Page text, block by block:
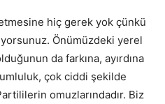
hiç gerek yok çünkü
Önümüzdeki yerel
da farkına, ayırdına
çok ciddi şekilde
omuzlarındadır. Biz